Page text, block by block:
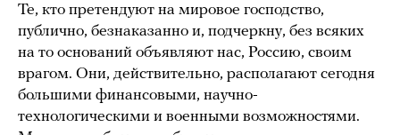
Те, кто претендуют на мировое господство,
публично, безнаказанно и, подчеркну, без всяких
на то оснований объявляют нас, Россию, своим
врагом. Они, действительно, располагают сегодня
большими финансовыми, научно-
технологическими и военными возможностями.